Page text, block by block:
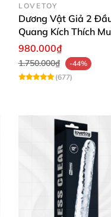
LOVETOY
Dương Vật Giả 2
Quang Kích Thích
980.000₫
1.750.000₫
-44%
(677)